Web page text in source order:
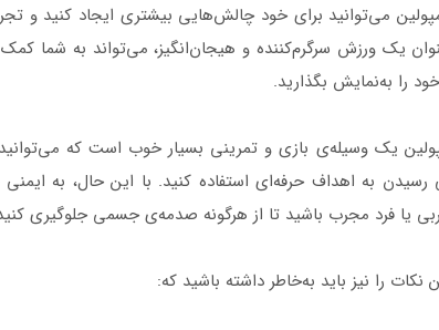
می‌توانید برای خود چالش‌هایی بیشتری ایجاد کنید و
یک ورزش سرگرم‌کننده و هیجان‌انگیز، می‌تواند به شما
را به‌نمایش بگذارید.
یک وسیله‌ی بازی و تمرینی بسیار خوب است که
به اهداف حرفه‌ای استفاده کنید. با این حال، به
یا فرد مجرب باشید تا از هرگونه صدمه‌ی جسمی جلوگیری
نکات را نیز باید به‌خاطر داشته باشید که: